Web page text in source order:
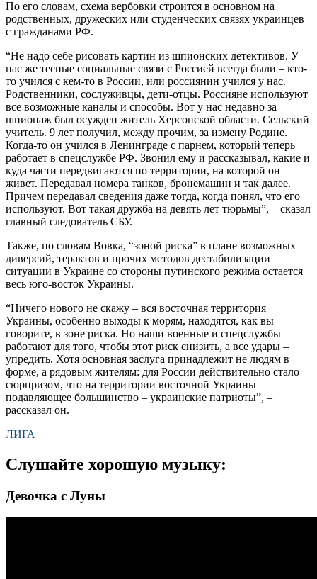
По его словам, схема вербовки строится в основном на
родственных, дружеских или студенческих связях украинцев
с гражданами РФ.
“Не надо себе рисовать картин из шпионских детективов. У
нас же тесные социальные связи с Россией всегда были – кто-
то учился с кем-то в России, или россиянин учился у нас.
Родственники, сослуживцы, дети-отцы. Россияне используют
все возможные каналы и способы. Вот у нас недавно за
шпионаж был осужден житель Херсонской области. Сельский
учитель. 9 лет получил, между прочим, за измену Родине.
Когда-то он учился в Ленинграде с парнем, который теперь
работает в спецслужбе РФ. Звонил ему и рассказывал, какие и
куда части передвигаются по территории, на которой он
живет. Передавал номера танков, бронемашин и так далее.
Причем передавал сведения даже тогда, когда понял, что его
используют. Вот такая дружба на девять лет тюрьмы”, – сказал
главный следователь СБУ.
Также, по словам Вовка, “зоной риска” в плане возможных
диверсий, терактов и прочих методов дестабилизации
ситуации в Украине со стороны путинского режима остается
весь юго-восток Украины.
“Ничего нового не скажу – вся восточная территория
Украины, особенно выходы к морям, находятся, как вы
говорите, в зоне риска. Но наши военные и спецслужбы
работают для того, чтобы этот риск снизить, а все удары –
упредить. Хотя основная заслуга принадлежит не людям в
форме, а рядовым жителям: для России действительно стало
сюрпризом, что на территории восточной Украины
подавляющее большинство – украинские патриоты”, –
рассказал он.
ЛИГА
Слушайте хорошую музыку:
Девочка с Луны